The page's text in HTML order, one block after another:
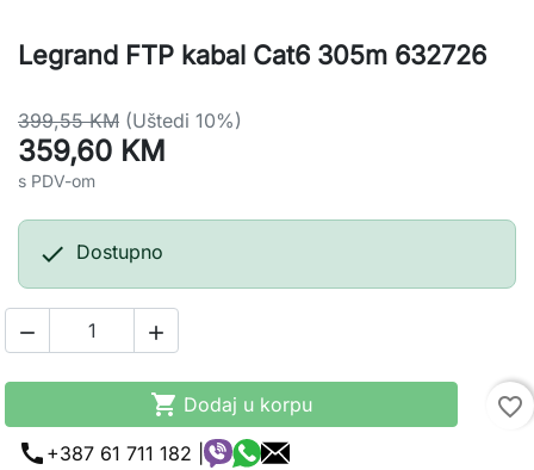
Legrand FTP kabal Cat6 305m 632726
399,55 KM (Uštedi 10%)
359,60 KM
s PDV-om
 Dostupno
 
 Dodaj u korpu
favorite_border
call +387 61 711 182 |